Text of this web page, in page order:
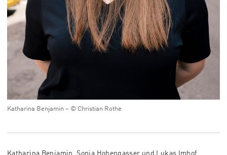
Katharina Benjamin – © Christian Rothe
Katharina Benjamin, Sonja Hohengasser und Lukas Imhof